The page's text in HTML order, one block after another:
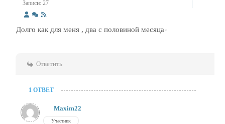
Записи: 27
Долго как для меня , два с половиной месяца
Ответить
1 ОТВЕТ
Maxim22
Участник